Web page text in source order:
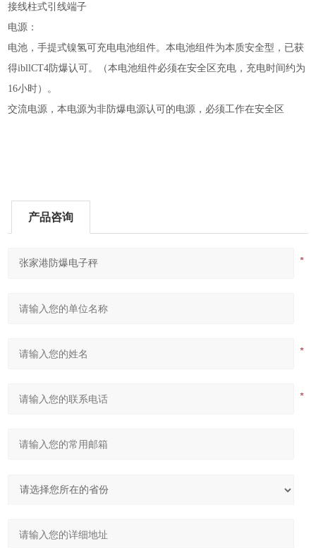
接线柱式引线端子
电源：
电池，手提式镍氢可充电电池组件。本电池组件为本质安全型，已获
得ibllCT4防爆认可。（本电池组件必须在安全区充电，充电时间约为
16小时）。
交流电源，本电源为非防爆电源认可的电源，必须工作在安全区
产品咨询